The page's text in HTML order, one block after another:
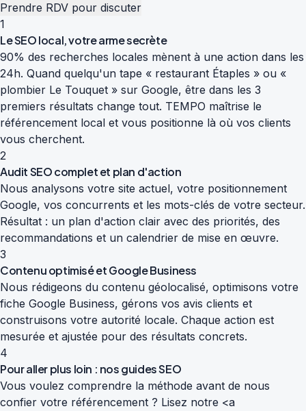
Prendre RDV pour discuter
1
Le SEO local, votre arme secrète
90% des recherches locales mènent à une action dans les
24h. Quand quelqu'un tape « restaurant Étaples » ou «
plombier Le Touquet » sur Google, être dans les 3
premiers résultats change tout. TEMPO maîtrise le
référencement local et vous positionne là où vos clients
vous cherchent.
2
Audit SEO complet et plan d'action
Nous analysons votre site actuel, votre positionnement
Google, vos concurrents et les mots-clés de votre secteur.
Résultat : un plan d'action clair avec des priorités, des
recommandations et un calendrier de mise en œuvre.
3
Contenu optimisé et Google Business
Nous rédigeons du contenu géolocalisé, optimisons votre
fiche Google Business, gérons vos avis clients et
construisons votre autorité locale. Chaque action est
mesurée et ajustée pour des résultats concrets.
4
Pour aller plus loin : nos guides SEO
Vous voulez comprendre la méthode avant de nous
confier votre référencement ? Lisez notre <a